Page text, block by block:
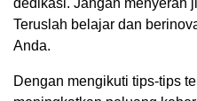
dedikasi. Jangan menyerah
Teruslah belajar dan
Anda.
Dengan mengikuti tips-tips